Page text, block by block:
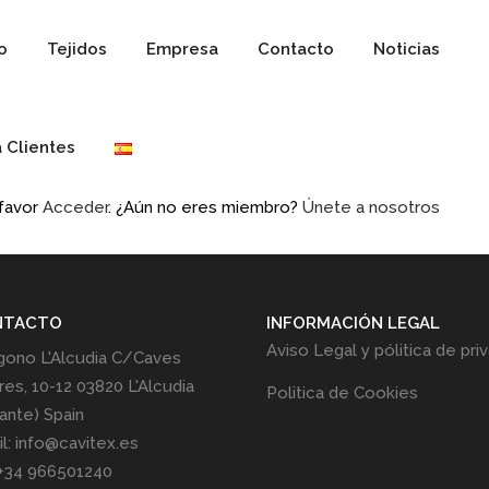
Tejidos Empresa Contacto Noticias
Clientes
Acceder. ¿Aún no eres miembro? Únete a nosotros
L'Alcudia C/Caves
10-12 03820 L'Alcudia
Spain
info@cavitex.es
966501240
INFORMACIÓN LEGAL
Aviso Legal y pólitica de
Politica de Cookies